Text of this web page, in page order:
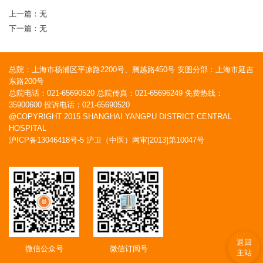
返回
主站
上一篇：无
下一篇：无
总院：上海市杨浦区平凉路2200号、腾越路450号 安图分部：上海市延吉
东路200号
总院电话：021-65690520 总院传真：021-65696249 免费热线：
35900600 投诉电话：021-65690520
@COPYRIGHT 2015 SHANGHAI YANGPU DISTRICT CENTRAL
HOSPITAL
沪ICP备13046418号-5 沪卫（中医）网审[2013]第10047号
微信公众号 微信订阅号